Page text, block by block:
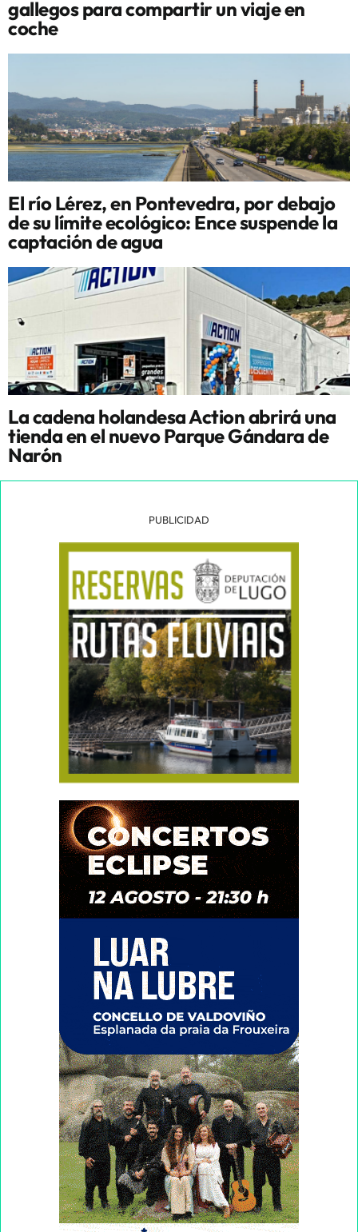
gallegos para compartir un viaje en
coche
El río Lérez, en Pontevedra, por debajo
de su límite ecológico: Ence suspende la
captación de agua
La cadena holandesa Action abrirá una
tienda en el nuevo Parque Gándara de
Narón
PUBLICIDAD